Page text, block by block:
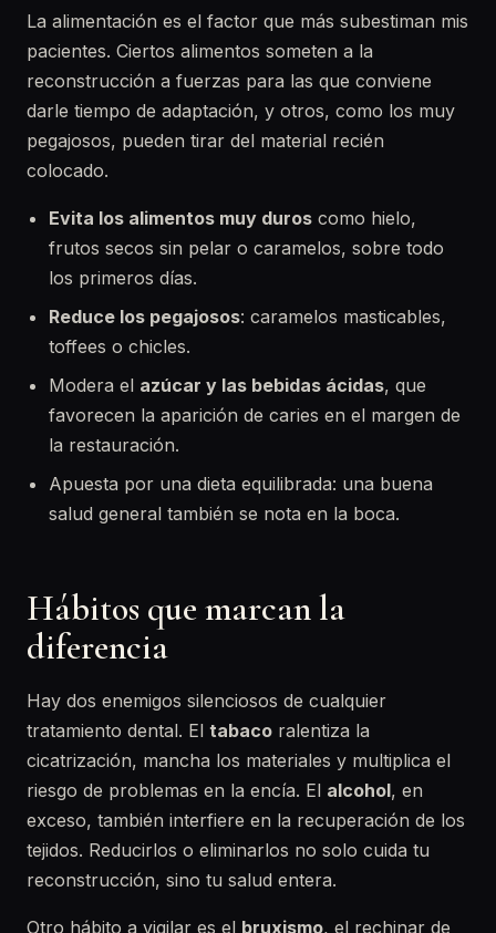
La alimentación es el factor que más subestiman mis
pacientes. Ciertos alimentos someten a la
reconstrucción a fuerzas para las que conviene
darle tiempo de adaptación, y otros, como los muy
pegajosos, pueden tirar del material recién
colocado.
Evita los alimentos muy duros como hielo,
frutos secos sin pelar o caramelos, sobre todo
los primeros días.
Reduce los pegajosos: caramelos masticables,
toffees o chicles.
Modera el azúcar y las bebidas ácidas, que
favorecen la aparición de caries en el margen de
la restauración.
Apuesta por una dieta equilibrada: una buena
salud general también se nota en la boca.
Hábitos que marcan la
diferencia
Hay dos enemigos silenciosos de cualquier
tratamiento dental. El tabaco ralentiza la
cicatrización, mancha los materiales y multiplica el
riesgo de problemas en la encía. El alcohol, en
exceso, también interfiere en la recuperación de los
tejidos. Reducirlos o eliminarlos no solo cuida tu
reconstrucción, sino tu salud entera.
Otro hábito a vigilar es el bruxismo, el rechinar de